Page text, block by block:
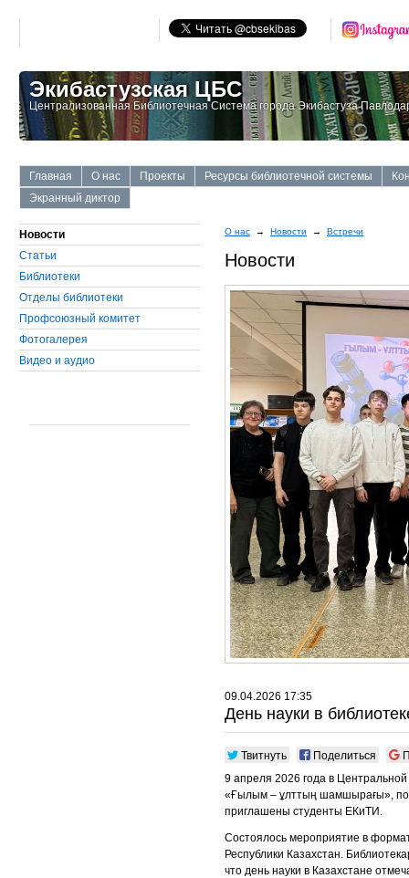
Экибастузская ЦБС
Централизованная Библиотечная Система города Экибастуза
Главная О нас Проекты Ресурсы библиотечной системы
Экранный диктор
Новости
Статьи
Библиотеки
Отделы библиотеки
Профсоюзный комитет
Фотогалерея
Видео и аудио
О нас → Новости → Встречи
Новости
09.04.2026 17:35
День науки в
Твитнуть Поделиться
9 апреля 2026 года в
«Ғылым – ұлттың шамшырағы»,
приглашены студенты ЕКиТИ.
Состоялось мероприятие в
Республики Казахстан.
что день науки в Казахстане